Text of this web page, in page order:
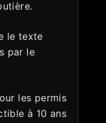
le texte
par le
les permis
à 10 ans